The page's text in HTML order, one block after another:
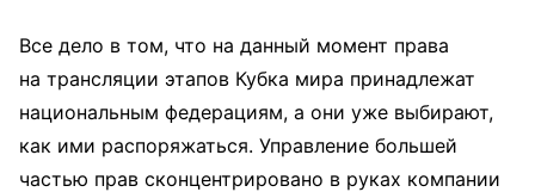
Все дело в том, что на данный момент права
на трансляции этапов Кубка мира принадлежат
национальным федерациям, а они уже выбирают,
как ими распоряжаться. Управление большей
частью прав сконцентрировано в руках компании